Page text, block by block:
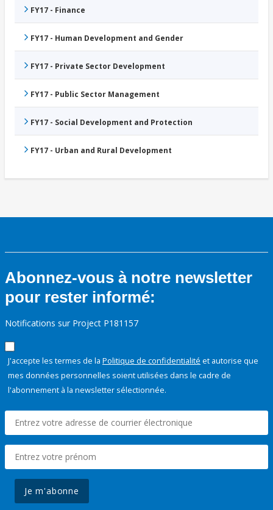
FY17 - Finance
FY17 - Human Development and Gender
FY17 - Private Sector Development
FY17 - Public Sector Management
FY17 - Social Development and Protection
FY17 - Urban and Rural Development
Abonnez-vous à notre newsletter
pour rester informé:
Notifications sur Project P181157
J'accepte les termes de la Politique de confidentialité et autorise que
mes données personnelles soient utilisées dans le cadre de
l'abonnement à la newsletter sélectionnée.
Je m'abonne